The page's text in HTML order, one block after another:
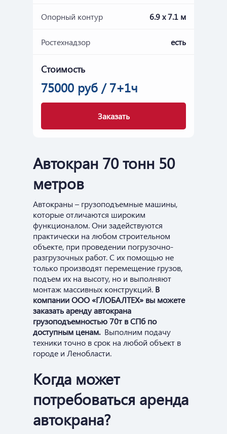
Опорный контур 6.9 х 7.1 м
Ростехнадзор есть
Стоимость
75000 руб / 7+1ч
Заказать
Автокран 70 тонн 50
метров
Автокраны – грузоподъемные машины,
которые отличаются широким
функционалом. Они задействуются
практически на любом строительном
объекте, при проведении погрузочно-
разгрузочных работ. С их помощью не
только производят перемещение грузов,
подъем их на высоту, но и выполняют
монтаж массивных конструкций. В
компании ООО «ГЛОБАЛТЕХ» вы можете
заказать аренду автокрана
грузоподъемностью 70т в СПб по
доступным ценам.Выполним подачу
техники точно в срок на любой объект в
городе и Ленобласти.
Когда может
потребоваться аренда
автокрана?